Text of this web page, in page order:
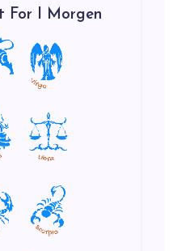
For I Morgen